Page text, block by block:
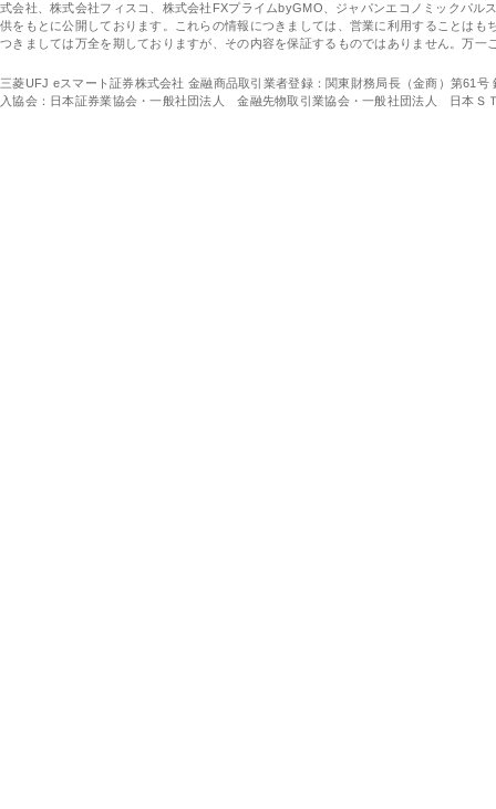
式会社、株式会社フィスコ、株式会社FXプライムbyGMO、ジャパンエコノミックパ
供をもとに公開しております。これらの情報につきましては、営業に利用することは
つきましては万全を期しておりますが、その内容を保証するものではありません。万
三菱UFJ eスマート証券株式会社 金融商品取引業者登録：関東財務局長（金商）第61
入協会：日本証券業協会・一般社団法人 金融先物取引業協会・一般社団法人 日本